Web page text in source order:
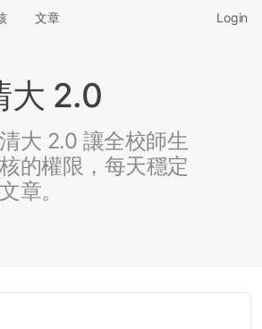
文章 Login
大 2.0
大 2.0 讓全校師生
的權限，每天穩定
章。